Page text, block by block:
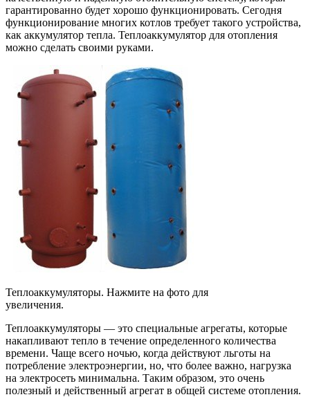
гарантированно будет хорошо функционировать. Сегодня
функционирование многих котлов требует такого устройства,
как аккумулятор тепла. Теплоаккумулятор для отопления
можно сделать своими руками.
Теплоаккумуляторы. Нажмите на фото для
увеличения.
Теплоаккумуляторы — это специальные агрегаты, которые
накапливают тепло в течение определенного количества
времени. Чаще всего ночью, когда действуют льготы на
потребление электроэнергии, но, что более важно, нагрузка
на электросеть минимальна. Таким образом, это очень
полезный и действенный агрегат в общей системе отопления.